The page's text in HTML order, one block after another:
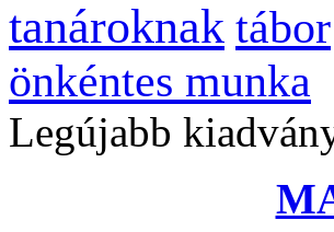
tanároknak tábor
önkéntes munka
Legújabb